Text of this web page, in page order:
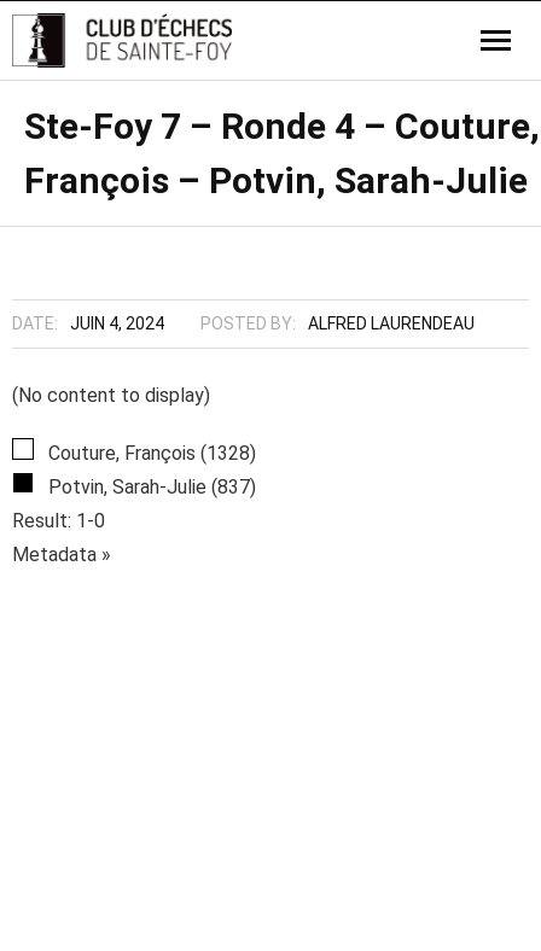
Ste-Foy 7 – Ronde 4 – Couture,
François – Potvin, Sarah-Julie
DATE: JUIN 4, 2024 POSTED BY: ALFRED LAURENDEAU
(No content to display)
Couture, François (1328)
Potvin, Sarah-Julie (837)
Result: 1-0
Metadata »